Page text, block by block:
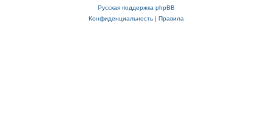
Русская поддержка phpBB
Конфиденциальность| Правила